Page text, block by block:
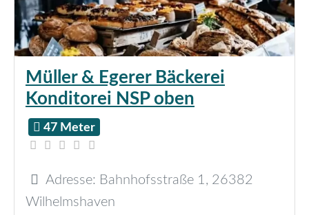
Müller & Egerer Bäckerei
Konditorei NSP oben
47 Meter
Adresse: Bahnhofsstraße 1, 26382
Wilhelmshaven